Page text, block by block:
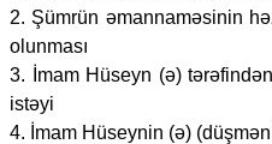
2. Şümrün əmannaməsinin
olunması
3. İmam Hüseyn (ə)
istəyi
4. İmam Hüseynin (ə)